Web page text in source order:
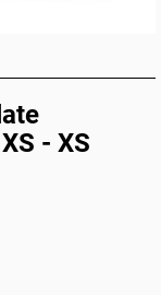
- XS